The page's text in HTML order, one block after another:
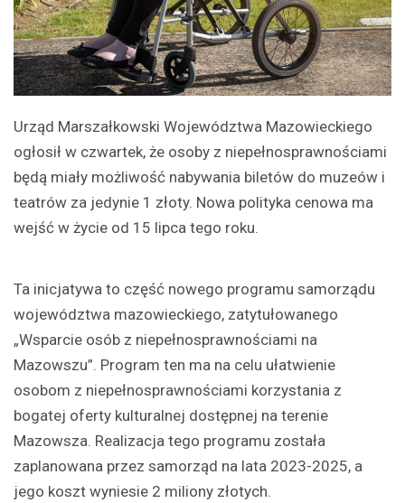
Urząd Marszałkowski Województwa Mazowieckiego
ogłosił w czwartek, że osoby z niepełnosprawnościami
będą miały możliwość nabywania biletów do muzeów i
teatrów za jedynie 1 złoty. Nowa polityka cenowa ma
wejść w życie od 15 lipca tego roku.
Ta inicjatywa to część nowego programu samorządu
województwa mazowieckiego, zatytułowanego
„Wsparcie osób z niepełnosprawnościami na
Mazowszu”. Program ten ma na celu ułatwienie
osobom z niepełnosprawnościami korzystania z
bogatej oferty kulturalnej dostępnej na terenie
Mazowsza. Realizacja tego programu została
zaplanowana przez samorząd na lata 2023-2025, a
jego koszt wyniesie 2 miliony złotych.